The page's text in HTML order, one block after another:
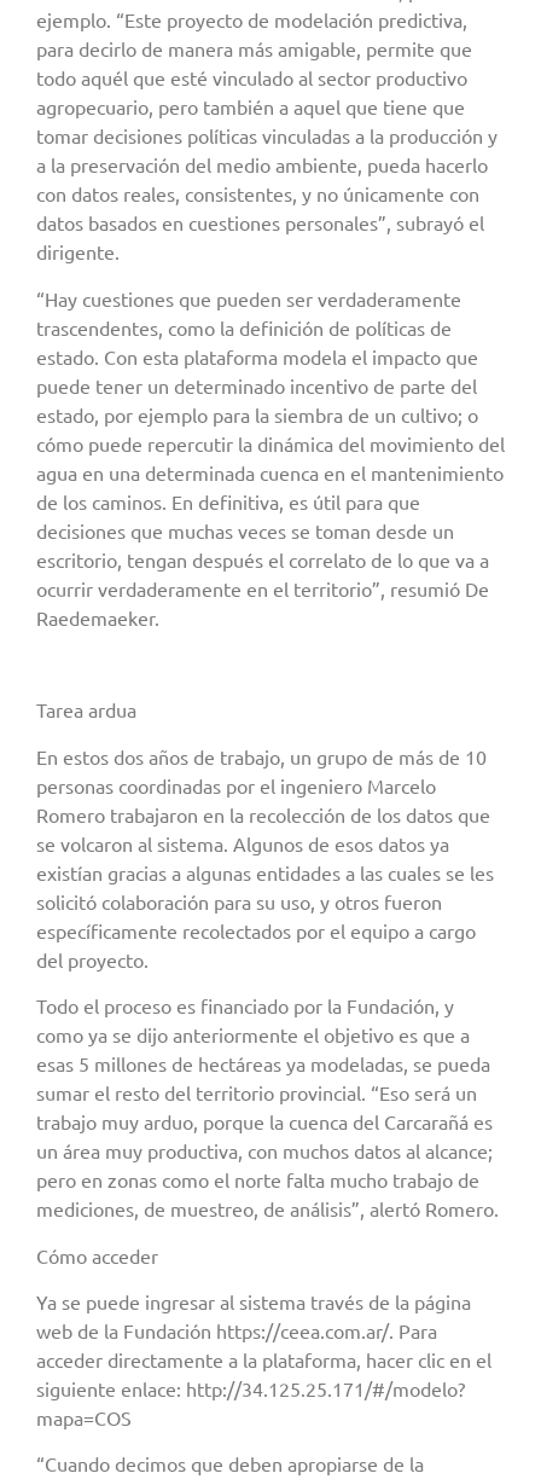
ejemplo. “Este proyecto de modelación predictiva,
para decirlo de manera más amigable, permite que
todo aquél que esté vinculado al sector productivo
agropecuario, pero también a aquel que tiene que
tomar decisiones políticas vinculadas a la producción y
a la preservación del medio ambiente, pueda hacerlo
con datos reales, consistentes, y no únicamente con
datos basados en cuestiones personales”, subrayó el
dirigente.
“Hay cuestiones que pueden ser verdaderamente
trascendentes, como la definición de políticas de
estado. Con esta plataforma modela el impacto que
puede tener un determinado incentivo de parte del
estado, por ejemplo para la siembra de un cultivo; o
cómo puede repercutir la dinámica del movimiento del
agua en una determinada cuenca en el mantenimiento
de los caminos. En definitiva, es útil para que
decisiones que muchas veces se toman desde un
escritorio, tengan después el correlato de lo que va a
ocurrir verdaderamente en el territorio”, resumió De
Raedemaeker.
Tarea ardua
En estos dos años de trabajo, un grupo de más de 10
personas coordinadas por el ingeniero Marcelo
Romero trabajaron en la recolección de los datos que
se volcaron al sistema. Algunos de esos datos ya
existían gracias a algunas entidades a las cuales se les
solicitó colaboración para su uso, y otros fueron
específicamente recolectados por el equipo a cargo
del proyecto.
Todo el proceso es financiado por la Fundación, y
como ya se dijo anteriormente el objetivo es que a
esas 5 millones de hectáreas ya modeladas, se pueda
sumar el resto del territorio provincial. “Eso será un
trabajo muy arduo, porque la cuenca del Carcarañá es
un área muy productiva, con muchos datos al alcance;
pero en zonas como el norte falta mucho trabajo de
mediciones, de muestreo, de análisis”, alertó Romero.
Cómo acceder
Ya se puede ingresar al sistema través de la página
web de la Fundación https://ceea.com.ar/. Para
acceder directamente a la plataforma, hacer clic en el
siguiente enlace: http://34.125.25.171/#/modelo?
mapa=COS
“Cuando decimos que deben apropiarse de la